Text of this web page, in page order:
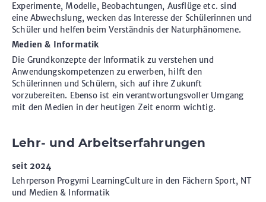
Experimente, Modelle, Beobachtungen, Ausflüge etc. sind
eine Abwechslung, wecken das Interesse der Schülerinnen und
Schüler und helfen beim Verständnis der Naturphänomene.
Medien & Informatik
Die Grundkonzepte der Informatik zu verstehen und
Anwendungskompetenzen zu erwerben, hilft den
Schülerinnen und Schülern, sich auf ihre Zukunft
vorzubereiten. Ebenso ist ein verantwortungsvoller Umgang
mit den Medien in der heutigen Zeit enorm wichtig.
Lehr- und Arbeitserfahrungen
seit 2024
Lehrperson Progymi LearningCulture in den Fächern Sport, NT
und Medien & Informatik